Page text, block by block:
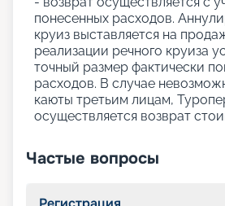
понесенных расходов.
круиз выставляется на
реализации речного круиза
точный размер фактически
расходов. В случае
каюты третьим лицам,
осуществляется возврат
Частые вопросы